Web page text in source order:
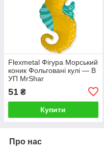
Flexmetal Фігура Морський
коник Фольговані кулі — В
УП MrShar
51 ₴
Купити
Про нас